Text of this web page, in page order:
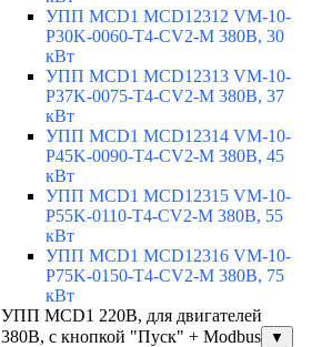
УПП MCD1 MCD12312 VM-10-
P30K-0060-T4-CV2-M 380В, 30
кВт
УПП MCD1 MCD12313 VM-10-
P37K-0075-T4-CV2-M 380В, 37
кВт
УПП MCD1 MCD12314 VM-10-
P45K-0090-T4-CV2-M 380В, 45
кВт
УПП MCD1 MCD12315 VM-10-
P55K-0110-T4-CV2-M 380В, 55
кВт
УПП MCD1 MCD12316 VM-10-
P75K-0150-T4-CV2-M 380В, 75
кВт
УПП MCD1 220В, для двигателей
380В, с кнопкой "Пуск" + Modbus
▼